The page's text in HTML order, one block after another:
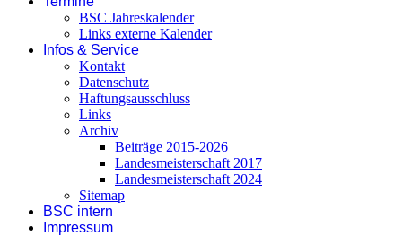
BSC Jahreskalender
Links externe Kalender
Infos & Service
Kontakt
Datenschutz
Haftungsausschluss
Links
Archiv
Beiträge 2015-2026
Landesmeisterschaft 2017
Landesmeisterschaft 2024
Sitemap
BSC intern
Impressum